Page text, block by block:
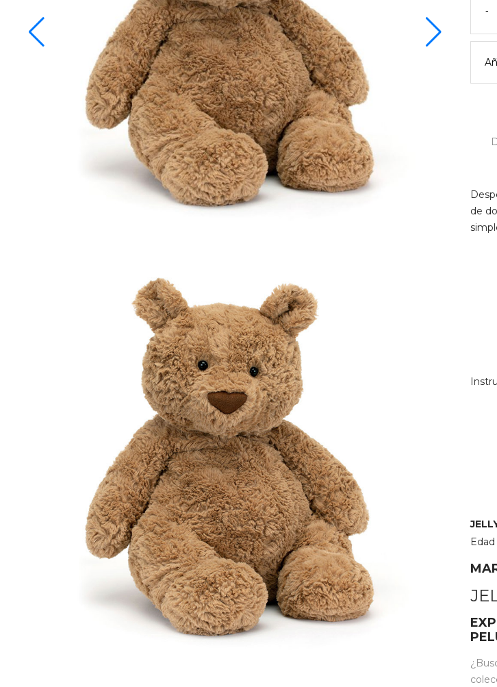
-
oso
extra
de